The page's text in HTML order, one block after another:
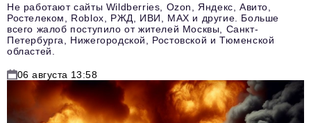
Не работают сайты Wildberries, Ozon, Яндекс, Авито,
Ростелеком, Roblox, РЖД, ИВИ, MAX и другие. Больше
всего жалоб поступило от жителей Москвы, Санкт-
Петербурга, Нижегородской, Ростовской и Тюменской
областей.
06 августа 13:58